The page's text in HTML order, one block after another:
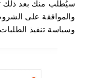
والموافقة على
وسياسة تنفيذ